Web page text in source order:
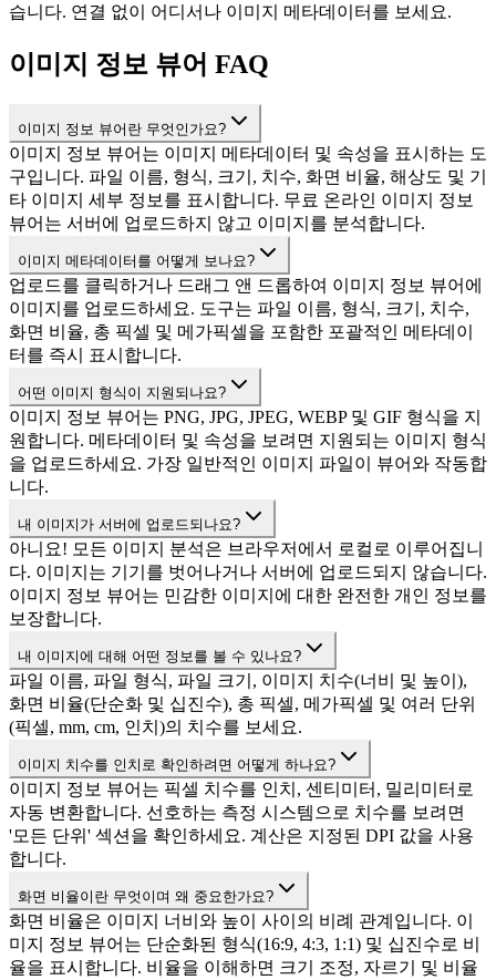
습니다. 연결 없이 어디서나 이미지 메타데이터를 보세요.
이미지 정보 뷰어 FAQ
이미지 정보 뷰어란 무엇인가요?
이미지 정보 뷰어는 이미지 메타데이터 및 속성을 표시하는 도
구입니다. 파일 이름, 형식, 크기, 치수, 화면 비율, 해상도 및 기
타 이미지 세부 정보를 표시합니다. 무료 온라인 이미지 정보
뷰어는 서버에 업로드하지 않고 이미지를 분석합니다.
이미지 메타데이터를 어떻게 보나요?
업로드를 클릭하거나 드래그 앤 드롭하여 이미지 정보 뷰어에
이미지를 업로드하세요. 도구는 파일 이름, 형식, 크기, 치수,
화면 비율, 총 픽셀 및 메가픽셀을 포함한 포괄적인 메타데이
터를 즉시 표시합니다.
어떤 이미지 형식이 지원되나요?
이미지 정보 뷰어는 PNG, JPG, JPEG, WEBP 및 GIF 형식을 지
원합니다. 메타데이터 및 속성을 보려면 지원되는 이미지 형식
을 업로드하세요. 가장 일반적인 이미지 파일이 뷰어와 작동합
니다.
내 이미지가 서버에 업로드되나요?
아니요! 모든 이미지 분석은 브라우저에서 로컬로 이루어집니
다. 이미지는 기기를 벗어나거나 서버에 업로드되지 않습니다.
이미지 정보 뷰어는 민감한 이미지에 대한 완전한 개인 정보를
보장합니다.
내 이미지에 대해 어떤 정보를 볼 수 있나요?
파일 이름, 파일 형식, 파일 크기, 이미지 치수(너비 및 높이),
화면 비율(단순화 및 십진수), 총 픽셀, 메가픽셀 및 여러 단위
(픽셀, mm, cm, 인치)의 치수를 보세요.
이미지 치수를 인치로 확인하려면 어떻게 하나요?
이미지 정보 뷰어는 픽셀 치수를 인치, 센티미터, 밀리미터로
자동 변환합니다. 선호하는 측정 시스템으로 치수를 보려면
'모든 단위' 섹션을 확인하세요. 계산은 지정된 DPI 값을 사용
합니다.
화면 비율이란 무엇이며 왜 중요한가요?
화면 비율은 이미지 너비와 높이 사이의 비례 관계입니다. 이
미지 정보 뷰어는 단순화된 형식(16:9, 4:3, 1:1) 및 십진수로 비
율을 표시합니다. 비율을 이해하면 크기 조정, 자르기 및 비율